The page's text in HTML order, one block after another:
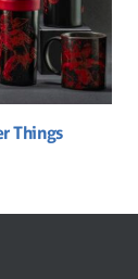
Things